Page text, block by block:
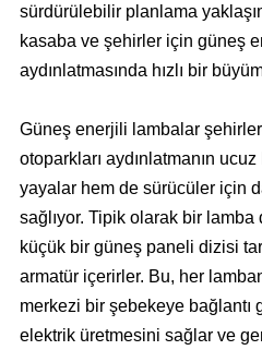
sürdürülebilir planlama
kasaba ve şehirler için güneş
aydınlatmasında hızlı bir
Güneş enerjili lambalar
otoparkları aydınlatmanın
yayalar hem de sürücüler için
sağlıyor. Tipik olarak bir lamba
küçük bir güneş paneli dizisi
armatür içerirler. Bu, her
merkezi bir şebekeye bağlantı
elektrik üretmesini sağlar ve